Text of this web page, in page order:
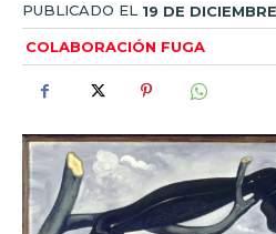
PUBLICADO EL 19 DE
COLABORACIÓN FUGA